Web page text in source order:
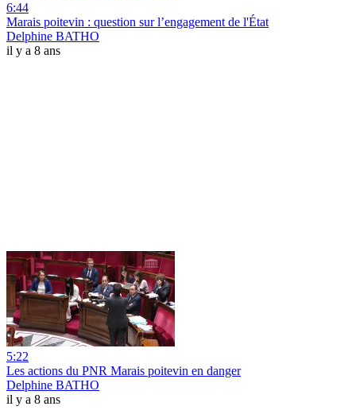
6:44
Marais poitevin : question sur l’engagement de l'État
Delphine BATHO
il y a 8 ans
5:22
Les actions du PNR Marais poitevin en danger
Delphine BATHO
il y a 8 ans